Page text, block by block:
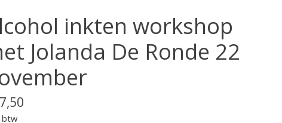
inkten workshop
Jolanda De Ronde 22
btw